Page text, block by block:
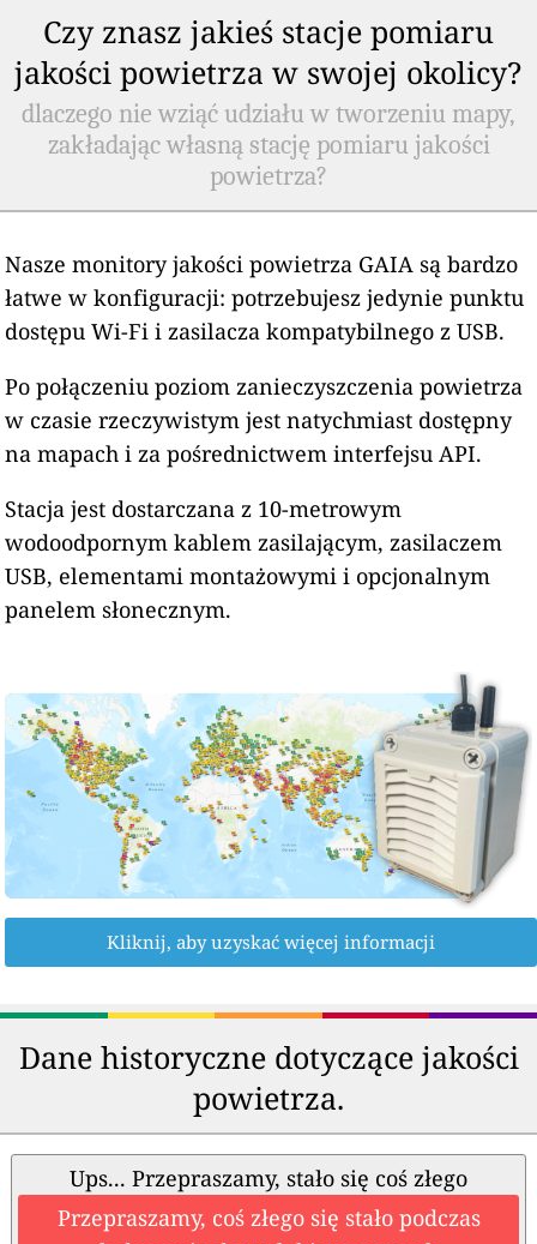
Czy znasz jakieś stacje pomiaru
jakości powietrza w swojej okolicy?
dlaczego nie wziąć udziału w tworzeniu mapy,
zakładając własną stację pomiaru jakości
powietrza?
Nasze monitory jakości powietrza GAIA są bardzo
łatwe w konfiguracji: potrzebujesz jedynie punktu
dostępu Wi-Fi i zasilacza kompatybilnego z USB.
Po połączeniu poziom zanieczyszczenia powietrza
w czasie rzeczywistym jest natychmiast dostępny
na mapach i za pośrednictwem interfejsu API.
Stacja jest dostarczana z 10-metrowym
wodoodpornym kablem zasilającym, zasilaczem
USB, elementami montażowymi i opcjonalnym
panelem słonecznym.
Kliknij, aby uzyskać więcej informacji
Dane historyczne dotyczące jakości
powietrza.
Ups... Przepraszamy, stało się coś złego
Przepraszamy, coś złego się stało podczas